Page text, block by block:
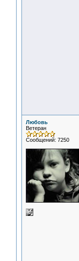
Любовь
Ветеран
Сообщений: 7250